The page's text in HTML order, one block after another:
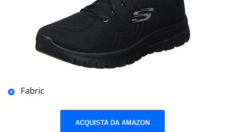
Fabric
ACQUISTA DA AMAZON